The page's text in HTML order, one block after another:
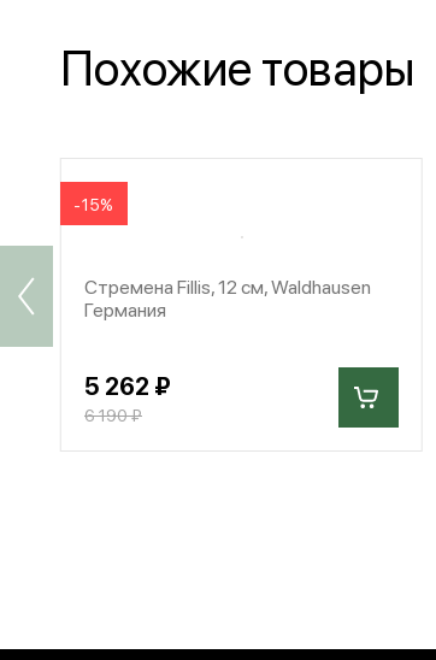
Похожие товары
-15%
Стремена Fillis, 12 см, Waldhausen
Германия
5 262 ₽
6 190 ₽